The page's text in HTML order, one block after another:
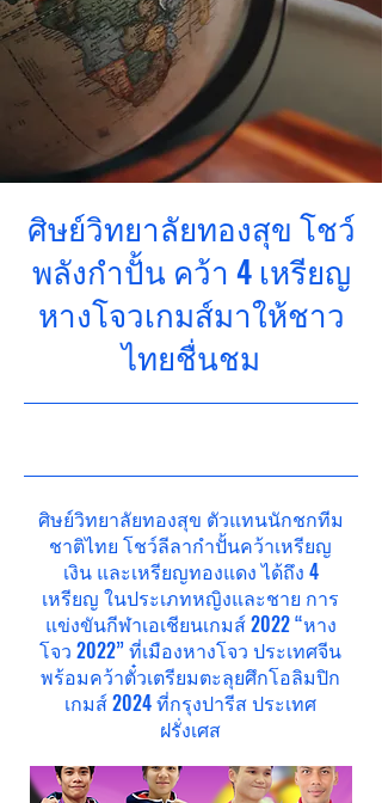
ศิษย์วิทยาลัยทองสุข โชว์
พลังกำปั้น คว้า 4 เหรียญ
หางโจวเกมส์มาให้ชาว
ไทยชื่นชม
ศิษย์วิทยาลัยทองสุข ตัวแทนนักชกทีม
ชาติไทย โชว์ลีลากำปั้นคว้าเหรียญ
เงิน และเหรียญทองแดง ได้ถึง 4
เหรียญ ในประเภทหญิงและชาย การ
แข่งขันกีฬาเอเชียนเกมส์ 2022 “หาง
โจว 2022” ที่เมืองหางโจว ประเทศจีน
พร้อมคว้าตั๋วเตรียมตะลุยศึกโอลิมปิก
เกมส์ 2024 ที่กรุงปารีส ประเทศ
ฝรั่งเศส